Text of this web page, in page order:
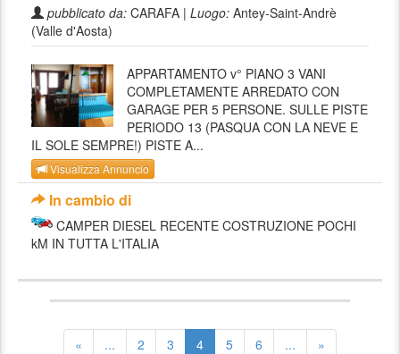
pubblicato da: CARAFA | Luogo: Antey-Saint-Andrè
(Valle d'Aosta)
APPARTAMENTO v° PIANO 3 VANI
COMPLETAMENTE ARREDATO CON
GARAGE PER 5 PERSONE. SULLE PISTE
PERIODO 13 (PASQUA CON LA NEVE E
IL SOLE SEMPRE!) PISTE A...
Visualizza Annuncio
In cambio di
CAMPER DIESEL RECENTE COSTRUZIONE POCHI
kM IN TUTTA L'ITALIA
« ... 2 3 4 5 6 ... »